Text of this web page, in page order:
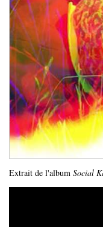
Extrait de l'album Social